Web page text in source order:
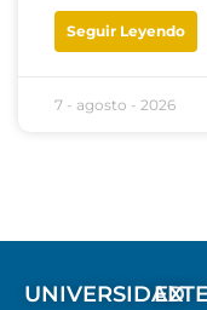
Seguir Leyendo
7 - agosto - 2026
UNIVERSIDAD